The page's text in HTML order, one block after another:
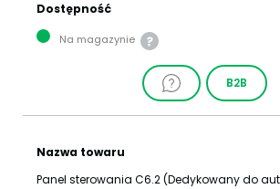
Dostępność
Na magazynie
B2B
Nazwa towaru
Panel sterowania C6.2 (Dedykowany do